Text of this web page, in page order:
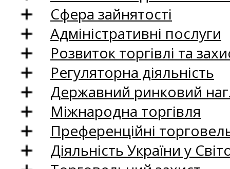
Сфера зайнятості
Адміністративні послуги
Розвиток торгівлі та
Регуляторна діяльність
Державний ринковий
Міжнародна торгівля
Преференційні
Діяльність України у